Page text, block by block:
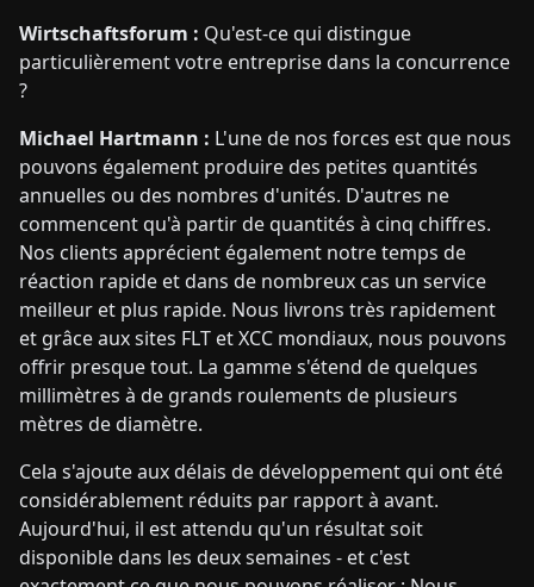
Wirtschaftsforum : Qu'est-ce qui distingue
particulièrement votre entreprise dans la concurrence
?
Michael Hartmann : L'une de nos forces est que nous
pouvons également produire des petites quantités
annuelles ou des nombres d'unités. D'autres ne
commencent qu'à partir de quantités à cinq chiffres.
Nos clients apprécient également notre temps de
réaction rapide et dans de nombreux cas un service
meilleur et plus rapide. Nous livrons très rapidement
et grâce aux sites FLT et XCC mondiaux, nous pouvons
offrir presque tout. La gamme s'étend de quelques
millimètres à de grands roulements de plusieurs
mètres de diamètre.
Cela s'ajoute aux délais de développement qui ont été
considérablement réduits par rapport à avant.
Aujourd'hui, il est attendu qu'un résultat soit
disponible dans les deux semaines - et c'est